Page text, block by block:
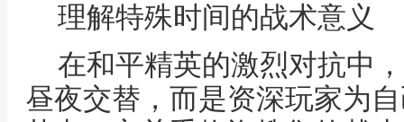
理解特殊时间的战术意义
在和平精英的激烈对抗中
昼夜交替，而是资深玩家为